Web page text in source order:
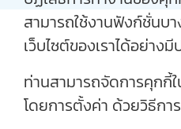
สามารถใช้งานฟังก์ชั่นบ
เว็บไซต์ของเราได้อย่าง
ท่านสามารถจัดการคุกกี้ใ
โดยการตั้งค่า ด้วยวิธีกา